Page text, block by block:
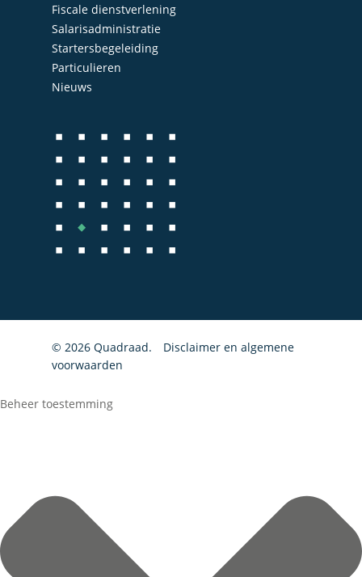
Fiscale dienstverlening
Salarisadministratie
Startersbegeleiding
Particulieren
Nieuws
© 2026 Quadraad.
Disclaimer en algemene
voorwaarden
Beheer toestemming